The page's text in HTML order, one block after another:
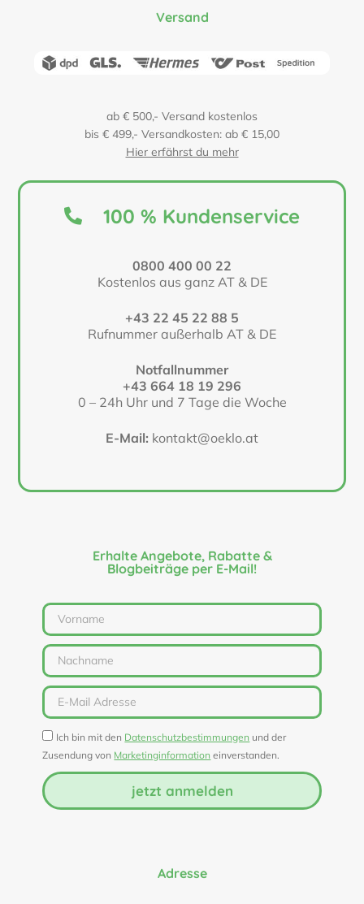
Versand
ab € 500,- Versand kostenlos
bis € 499,- Versandkosten: ab € 15,00
Hier erfährst du mehr
100 % Kundenservice
0800 400 00 22
Kostenlos aus ganz AT & DE
+43 22 45 22 88 5
Rufnummer außerhalb AT & DE
Notfallnummer
+43 664 18 19 296
0 – 24h Uhr und 7 Tage die Woche
E-Mail: kontakt@oeklo.at
Erhalte Angebote, Rabatte &
Blogbeiträge per E-Mail!
Ich bin mit den Datenschutzbestimmungen und der
Zusendung von Marketinginformation einverstanden.
jetzt anmelden
Adresse